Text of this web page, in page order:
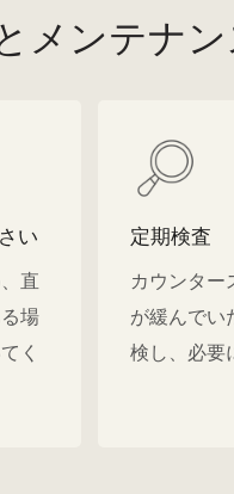
メンテナン
い
直
場
く
定期検査
カウンター
が緩んでい
検し、必要